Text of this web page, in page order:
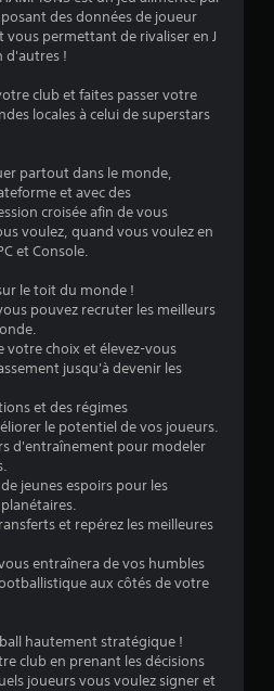
t
o
i
s
u
(
4
1
des données de joueur
vous permettant de rivaliser en J
d'autres !
club et faites passer votre
locales à celui de superstars
partout dans le monde,
et avec des
croisée afin de vous
voulez, quand vous voulez en
et Console.
le toit du monde !
pouvez recruter les meilleurs
votre choix et élevez-vous
jusqu'à devenir les
et des régimes
le potentiel de vos joueurs.
d'entraînement pour modeler
jeunes espoirs pour les
et repérez les meilleures
entraînera de vos humbles
aux côtés de votre
hautement stratégique !
club en prenant les décisions
joueurs vous voulez signer et